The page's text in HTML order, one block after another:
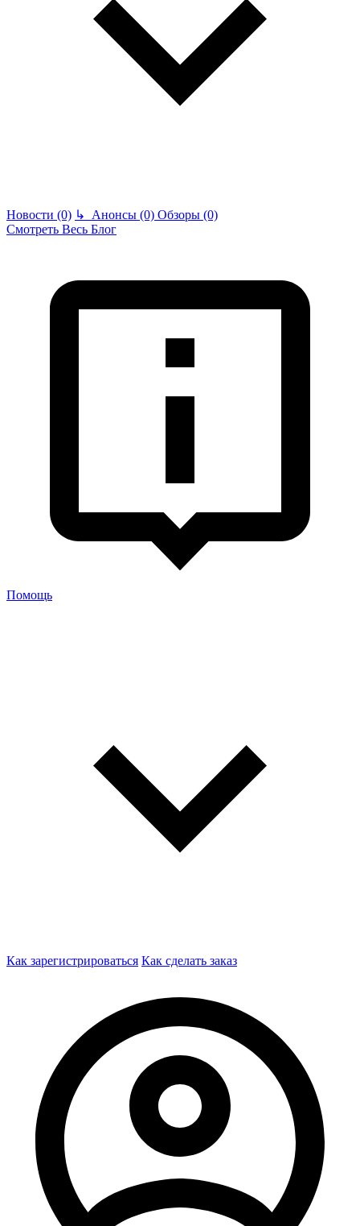
Новости (0) ↳ Анонсы (0) Обзоры (0)
Смотреть Весь Блог
Помощь
Как зарегистрироваться Как сделать заказ